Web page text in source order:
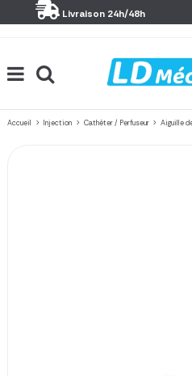
Livraison 24h/48h
Accueil Injection Cathéter / Perfuseur Aiguille
Panneau de gestion des cookies